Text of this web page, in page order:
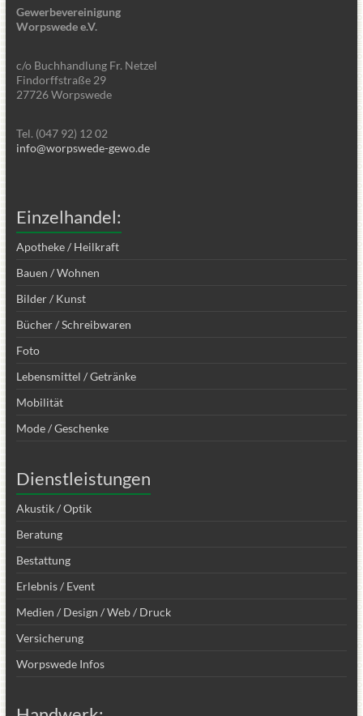
Gewerbevereinigung
Worpswede e.V.
c/o Buchhandlung Fr. Netzel
Findorffstraße 29
27726 Worpswede
Tel. (047 92) 12 02
info@worpswede-gewo.de
Einzelhandel:
Apotheke / Heilkraft
Bauen / Wohnen
Bilder / Kunst
Bücher / Schreibwaren
Foto
Lebensmittel / Getränke
Mobilität
Mode / Geschenke
Dienstleistungen
Akustik / Optik
Beratung
Bestattung
Erlebnis / Event
Medien / Design / Web / Druck
Versicherung
Worpswede Infos